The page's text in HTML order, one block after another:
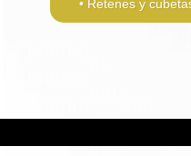
• Retenes y